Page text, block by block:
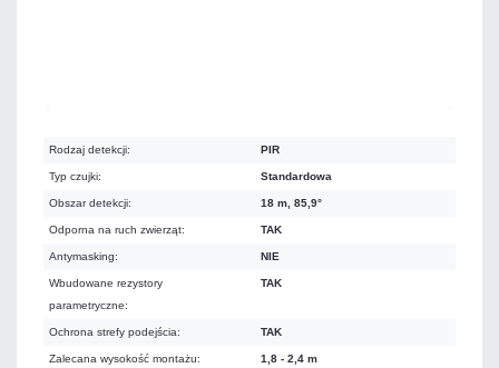
Rodzaj detekcji: PIR
Typ czujki: Standardowa
Obszar detekcji: 18 m, 85,9°
Odporna na ruch zwierząt: TAK
Antymasking: NIE
Wbudowane rezystory
parametryczne:
TAK
Ochrona strefy podejścia: TAK
Zalecana wysokość montażu: 1,8 - 2,4 m